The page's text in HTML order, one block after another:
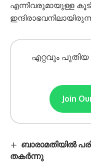
എന്നിവരുമായുള്ള
എറ്റവും
Join
ബാരാമതിയില്‍
തകര്‍ന്നു